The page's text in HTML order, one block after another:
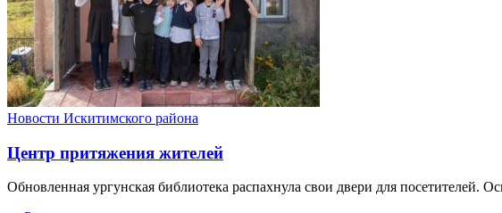
Новости Искитимского района
Центр притяжения жителей
Обновленная ургунская библиотека распахнула свои двери для посетителей.